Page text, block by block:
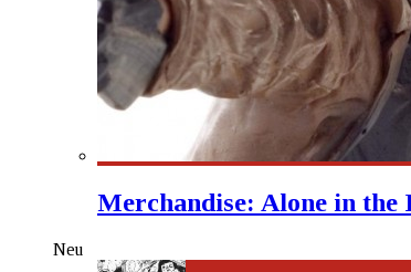
Merchandise: Alone in the
Neu